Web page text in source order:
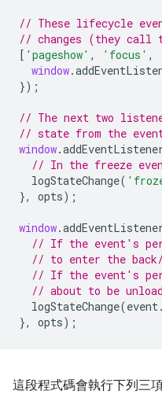
// These lifecycle
// changes (they call
[ 'pageshow' , 'focus' ,
window.
});
// The next two
// state from the
window.
// In the freeze
logStateChange(
},
opts);
window.
// If the event's
// to enter the
// If the event's
// about to be
logStateChange(event .
},
opts);
這段程式碼會執行下列三